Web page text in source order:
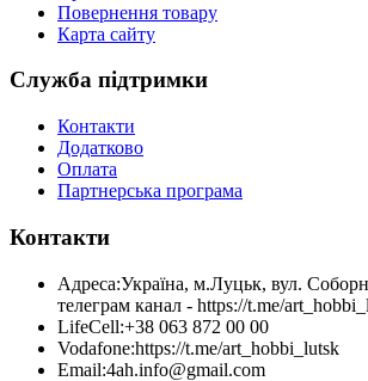
Повернення товару
Карта сайту
Служба підтримки
Контакти
Додатково
Оплата
Партнерська програма
Контакти
Адреса:Україна, м.Луцьк, вул.
телеграм канал - https://t.me/
LifeCell:+38 063 872 00 00
Vodafone:https://t.me/art_hobbi_lutsk
Email:4ah.info@gmail.com